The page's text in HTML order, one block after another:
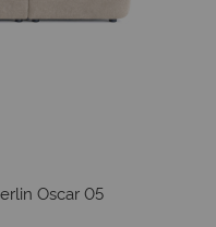
Oscar 05